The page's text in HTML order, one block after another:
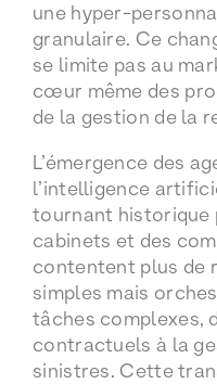
une hyper-
granulaire. Ce
se limite pas au
cœur même des
de la gestion de la
L’émergence des
l’intelligence
tournant historique
cabinets et des
contentent plus de
simples mais
tâches complexes,
contractuels à la
sinistres. Cette